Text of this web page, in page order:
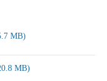
MB)
MB)